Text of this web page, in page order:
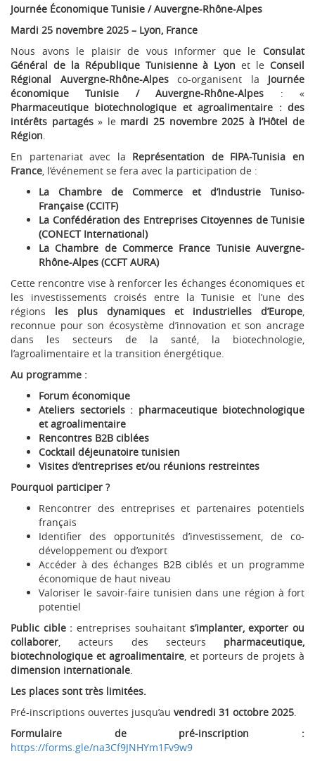
Journée Économique Tunisie / Auvergne-Rhône-Alpes
Mardi 25 novembre 2025 – Lyon, France
Nous avons le plaisir de vous informer que le Consulat
Général de la République Tunisienne à Lyon et leConseil
Régional Auvergne-Rhône-Alpesco-organisent la Journée
économique Tunisie / Auvergne-Rhône-Alpes : «
Pharmaceutique biotechnologique et agroalimentaire : des
intérêts partagés» le mardi 25 novembre 2025 à l’Hôtel de
Région.
En partenariat avec la Représentation de FIPA-Tunisia en
France, l’événement se fera avec la participation de :
La Chambre de Commerce et d’Industrie Tuniso-
Française (CCITF)
La Confédération des Entreprises Citoyennes de Tunisie
(CONECT International)
La Chambre de Commerce France Tunisie Auvergne-
Rhône-Alpes (CCFT AURA)
Cette rencontre vise à renforcer les échanges économiques et
les investissements croisés entre la Tunisie et l’une des
régions les plus dynamiques et industrielles d’Europe,
reconnue pour son écosystème d’innovation et son ancrage
dans les secteurs de la santé, la biotechnologie,
l’agroalimentaire et la transition énergétique.
Au programme :
Forum économique
Ateliers sectoriels : pharmaceutique biotechnologique
et agroalimentaire
Rencontres B2B ciblées
Cocktail déjeunatoire tunisien
Visites d’entreprises et/ou réunions restreintes
Pourquoi participer ?
Rencontrer des entreprises et partenaires potentiels
français
Identifier des opportunités d’investissement, de co-
développement ou d’export
Accéder à des échanges B2B ciblés et un programme
économique de haut niveau
Valoriser le savoir-faire tunisien dans une région à fort
potentiel
Public cible : entreprises souhaitant s’implanter, exporter ou
collaborer, acteurs des secteurs pharmaceutique,
biotechnologique et agroalimentaire, et porteurs de projets à
dimension internationale.
Les places sont très limitées.
Pré-inscriptions ouvertes jusqu’au vendredi 31 octobre 2025.
Formulaire de pré-inscription :
https://forms.gle/na3Cf9JNHYm1Fv9w9